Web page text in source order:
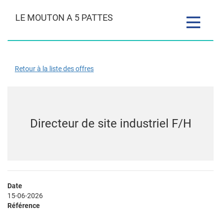
Toggle
LE MOUTON A 5 PATTES
Retour à la liste des offres
Directeur de site industriel F/H
Date
15-06-2026
Référence